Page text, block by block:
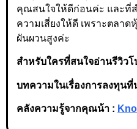
คุณสนใจให้ดีก่อนค่ะ และที่
ความเสี่ยงให้ดี เพราะตลา
ผันผวนสูงค่ะ
สำหรับใครที่สนใจอ่านรีวิวโ
บทความในเรื่องการลงทุนที่
คลังความรู้จากคุณน้า :